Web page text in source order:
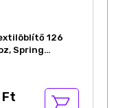
126
Spring
Ft